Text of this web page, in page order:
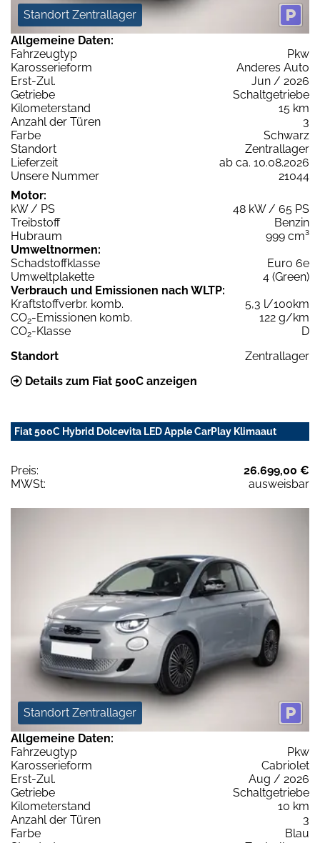
Standort Zentrallager
Allgemeine Daten:
Fahrzeugtyp
Pkw
Karosserieform
Anderes Auto
Erst-Zul.
Jun / 2026
Getriebe
Schaltgetriebe
Kilometerstand
15 km
Anzahl der Türen
3
Farbe
Schwarz
Standort
Zentrallager
Lieferzeit
ab ca. 10.08.2026
Unsere Nummer
21044
Motor:
kW / PS
48 kW / 65 PS
Treibstoff
Benzin
Hubraum
999 cm³
Umweltnormen:
Schadstoffklasse
Euro 6e
Umweltplakette
4 (Green)
Verbrauch und Emissionen nach WLTP:
Kraftstoffverbr. komb.
5,3 l/100km
CO2-Emissionen komb.
122 g/km
CO2-Klasse
D
Standort
Zentrallager
Details zum Fiat 500C anzeigen
Fiat 500C Hybrid Dolcevita LED Apple CarPlay Klimaaut
Preis:
26.699,00 €
MWSt:
ausweisbar
Standort Zentrallager
Allgemeine Daten:
Fahrzeugtyp
Pkw
Karosserieform
Cabriolet
Erst-Zul.
Aug / 2026
Getriebe
Schaltgetriebe
Kilometerstand
10 km
Anzahl der Türen
3
Farbe
Blau